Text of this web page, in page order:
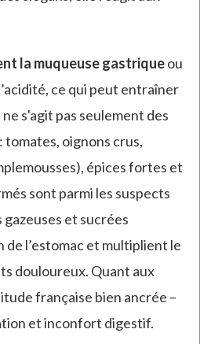
la muqueuse gastriqueou
ce qui peut entraîner
s'agit pas seulement des
oignons crus,
épices fortes et
sont parmi les suspects
et sucrées
l’estomac et multiplient le
douloureux. Quant aux
française bien ancrée –
et inconfort digestif.